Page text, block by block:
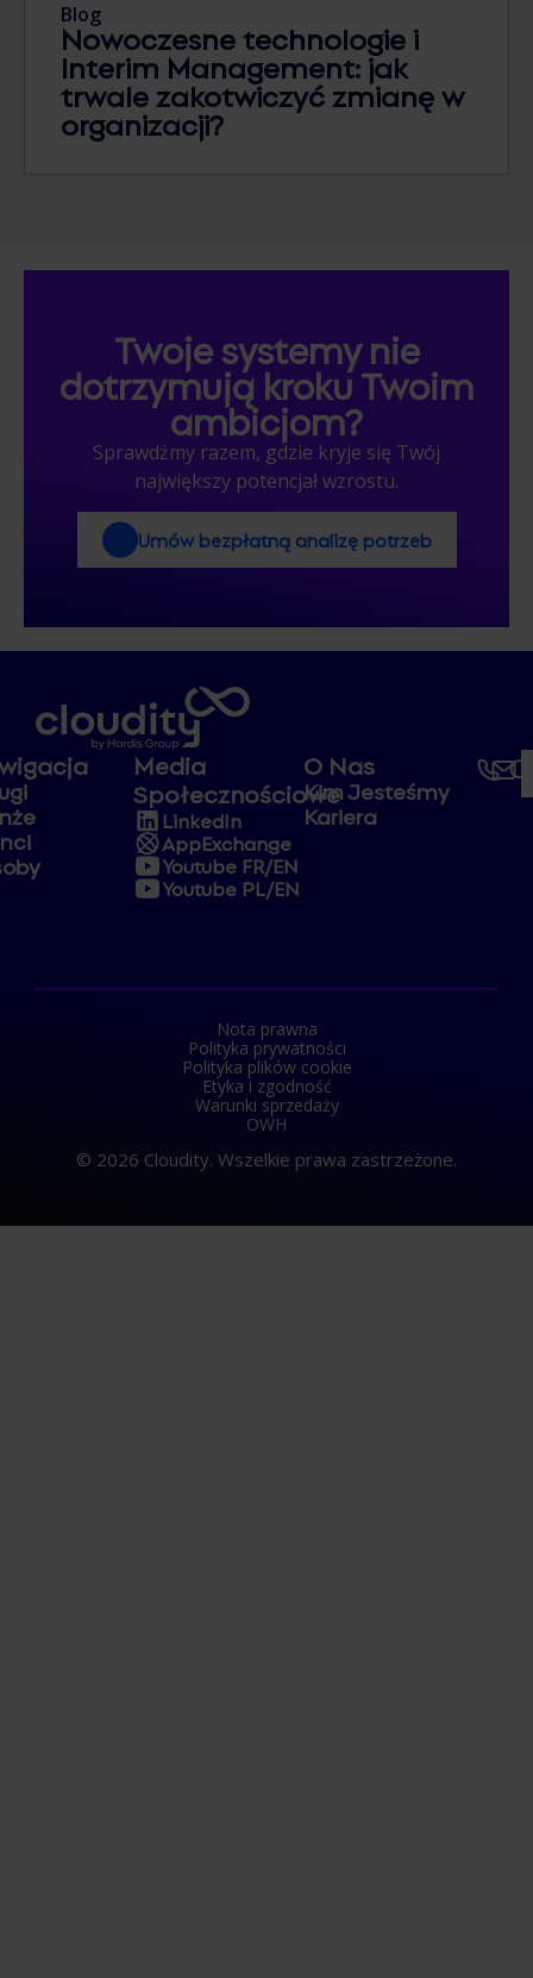
Blog
Nowoczesne technologie i
Interim Management: jak
trwale zakotwiczyć zmianę w
organizacji?
Twoje systemy nie
dotrzymują kroku Twoim
ambicjom?
Sprawdźmy razem, gdzie kryje się Twój
największy potencjał wzrostu.
Umów bezpłatną analizę potrzeb
Media
Społecznościowe
LinkedIn
AppExchange
Youtube FR/EN
Youtube PL/EN
O Nas
Kim Jesteśmy
Kariera
Nota prawna
Polityka prywatności
Polityka plików cookie
Etyka i zgodność
Warunki sprzedaży
OWH
© 2026 Cloudity. Wszelkie prawa zastrzeżone.